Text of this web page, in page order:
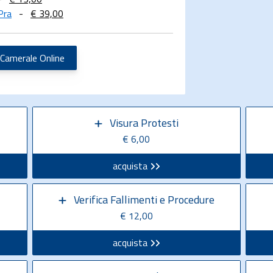
- € 39,00
Online
Visura Protesti
€ 6,00
acquista
Verifica Fallimenti e Procedure
€ 12,00
acquista